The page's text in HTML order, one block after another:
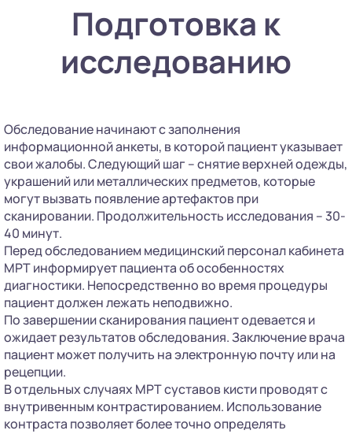
Подготовка к
исследованию
Обследование начинают с заполнения
информационной анкеты, в которой пациент указывает
свои жалобы. Следующий шаг – снятие верхней одежды,
украшений или металлических предметов, которые
могут вызвать появление артефактов при
сканировании. Продолжительность исследования – 30-
40 минут.
Перед обследованием медицинский персонал кабинета
МРТ информирует пациента об особенностях
диагностики. Непосредственно во время процедуры
пациент должен лежать неподвижно.
По завершении сканирования пациент одевается и
ожидает результатов обследования. Заключение врача
пациент может получить на электронную почту или на
рецепции.
В отдельных случаях МРТ суставов кисти проводят с
внутривенным контрастированием. Использование
контраста позволяет более точно определять